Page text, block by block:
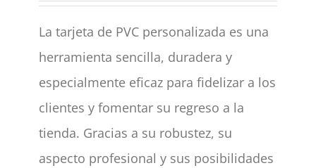
La tarjeta de PVC personalizada es una
herramienta sencilla, duradera y
especialmente eficaz para fidelizar a los
clientes y fomentar su regreso a la
tienda. Gracias a su robustez, su
aspecto profesional y sus posibilidades